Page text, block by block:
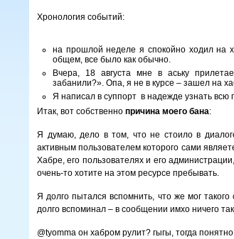
Хронология событий:
на прошлой неделе я спокойно ходил на
общем, все было как обычно.
Вчера, 18 августа мне в аську
забанили?». Опа, я не в курсе – зашел на
Я написал в суппорт в надежде узнать всю
Итак, вот собственно причина моего бана:
Я думаю, дело в том, что не стоило в
активным пользователем которого сами
Хабре, его пользователях и его
очень-то хотите на этом ресурсе пребывать.
Я долго пытался вспомнить, что же мог
долго вспоминал – в сообщении имхо ничего
@tyomma он хабром рулит? гыгы, тогда